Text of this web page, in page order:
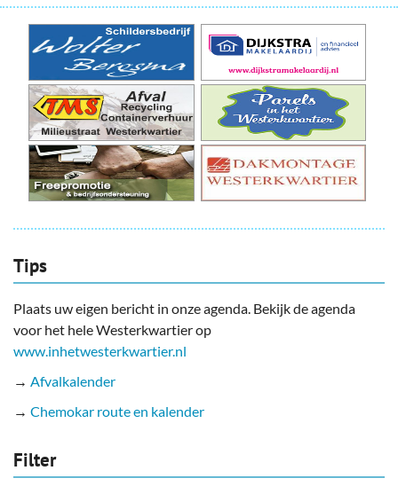
Tips
Plaats uw eigen bericht in onze agenda. Bekijk de agenda
voor het hele Westerkwartier op
www.inhetwesterkwartier.nl
→ Afvalkalender
→ Chemokar route en kalender
Filter